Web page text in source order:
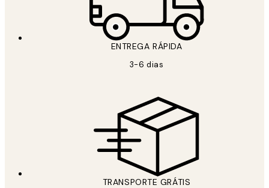
ENTREGA RÁPIDA
3-6 dias
TRANSPORTE GRÁTIS